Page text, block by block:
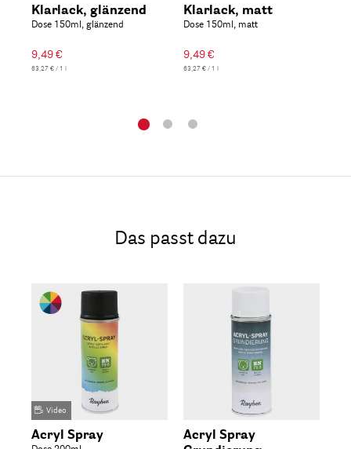
Klarlack, glänzend
Dose 150ml, glänzend
9,49 €
63,27 € / 1 l
Klarlack, matt
Dose 150ml, matt
9,49 €
63,27 € / 1 l
Das passt dazu
Video
Acryl Spray
Acryl Spray